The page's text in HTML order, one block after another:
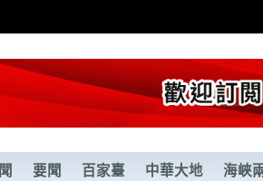
要聞 百家臺 中華大地 海峽